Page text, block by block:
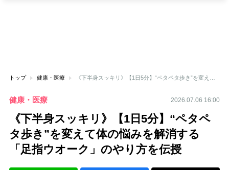
トップ 健康・医療
健康・医療 2026.07.06 16:00
《下半身スッキリ》【1日5分】“ペタペ
タ歩き”を変えて体の悩みを解消する
「足指ウオーク」のやり方を伝授